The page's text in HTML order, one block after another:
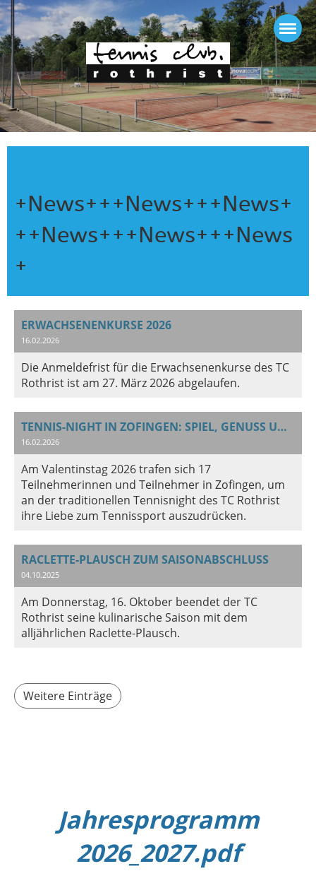
+News+++News+++News+
++News+++News+++News
+
ERWACHSENENKURSE 2026
16.02.2026
Die Anmeldefrist für die Erwachsenenkurse des TC
Rothrist ist am 27. März 2026 abgelaufen.
TENNIS-NIGHT IN ZOFINGEN: SPIEL, GENUSS UND GESELLIGKEIT
16.02.2026
Am Valentinstag 2026 trafen sich 17
Teilnehmerinnen und Teilnehmer in Zofingen, um
an der traditionellen Tennisnight des TC Rothrist
ihre Liebe zum Tennissport auszudrücken.
RACLETTE-PLAUSCH ZUM SAISONABSCHLUSS
04.10.2025
Am Donnerstag, 16. Oktober beendet der TC
Rothrist seine kulinarische Saison mit dem
alljährlichen Raclette-Plausch.
Weitere Einträge
Jahresprogramm
2026_2027.pdf